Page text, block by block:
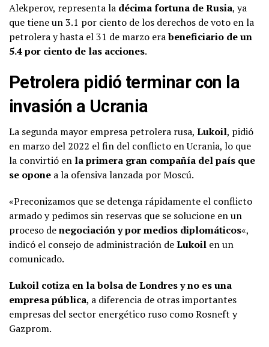
Alekperov, representa la décima fortuna de Rusia, ya
que tiene un 3.1 por ciento de los derechos de voto en la
petrolera y hasta el 31 de marzo erabeneficiario de un
5.4 por ciento de las acciones.
Petrolera pidió terminar con la
invasión a Ucrania
La segunda mayor empresa petrolera rusa, Lukoil, pidió
en marzo del 2022 el fin del conflicto en Ucrania, lo que
la convirtió en la primera gran compañía del país que
se opone a la ofensiva lanzada por Moscú.
«Preconizamos que se detenga rápidamente el conflicto
armado y pedimos sin reservas que se solucione en un
proceso denegociación y por medios diplomáticos«,
indicó el consejo de administración deLukoil en un
comunicado.
Lukoil cotiza en la bolsa de Londres y no es una
empresa pública, a diferencia de otras importantes
empresas del sector energético ruso como Rosneft y
Gazprom.